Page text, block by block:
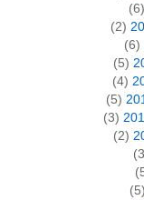
(6)
(2)
(6)
(5)
(4)
(5)
(3)
(2)
(5)